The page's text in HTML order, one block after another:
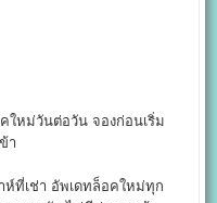
ใหม่วันต่อวัน จองก่อนเริ่ม
า
ห์ที่เช่า อัพเดทล็อคใหม่ทุก